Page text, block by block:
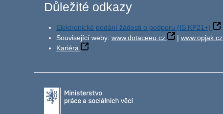
Důležité odkazy
Elektronické podání žádosti o podporu (IS KP21+)
Související weby: www.dotaceeu.cz | www.opjak.cz
Kariéra